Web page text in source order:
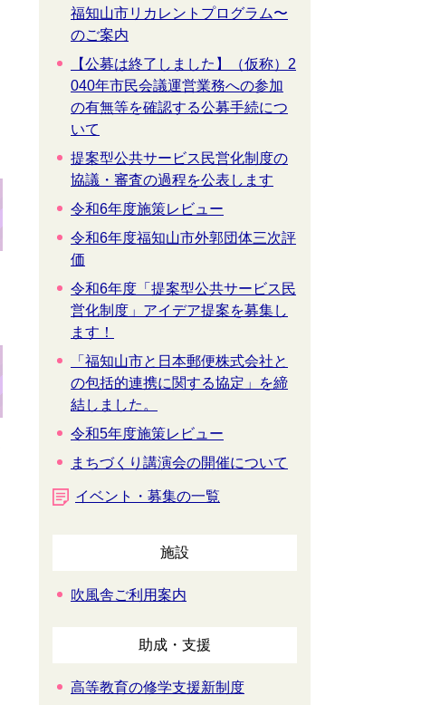
福知山市リカレントプログラム〜
のご案内
【公募は終了しました】（仮称）2
040年市民会議運営業務への参加
の有無等を確認する公募手続につ
いて
提案型公共サービス民営化制度の
協議・審査の過程を公表します
令和6年度施策レビュー
令和6年度福知山市外郭団体三次評
価
令和6年度「提案型公共サービス民
営化制度」アイデア提案を募集し
ます！
「福知山市と日本郵便株式会社と
の包括的連携に関する協定」を締
結しました。
令和5年度施策レビュー
まちづくり講演会の開催について
イベント・募集の一覧
施設
吹風舎ご利用案内
助成・支援
高等教育の修学支援新制度